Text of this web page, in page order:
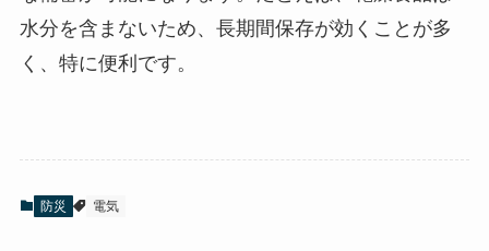
水分を含まないため、長期間保存が効くことが多
く、特に便利です。
防災 電気